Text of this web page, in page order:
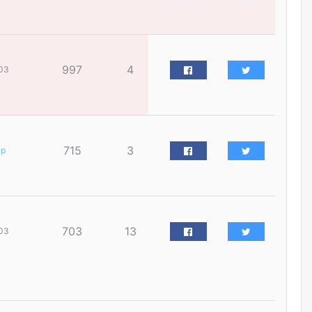
дурдлаа
Өмгөөлөгч Б.Оюунбилэг:
хууль хяналтын байгууллагаар
зогсоож, Арабын орнуудаас
997 4
715 3
703 13